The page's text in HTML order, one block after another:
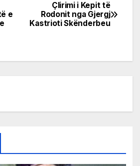
Çlirimi i Kepit të
Rodonit nga Gjergj
Kastrioti Skënderbeu
e